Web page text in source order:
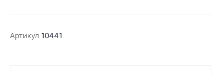
Артикул 10441